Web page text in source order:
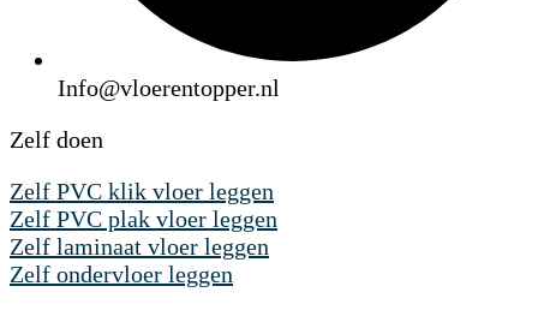
Info@vloerentopper.nl
Zelf doen
Zelf PVC klik vloer leggen
Zelf PVC plak vloer leggen
Zelf laminaat vloer leggen
Zelf ondervloer leggen